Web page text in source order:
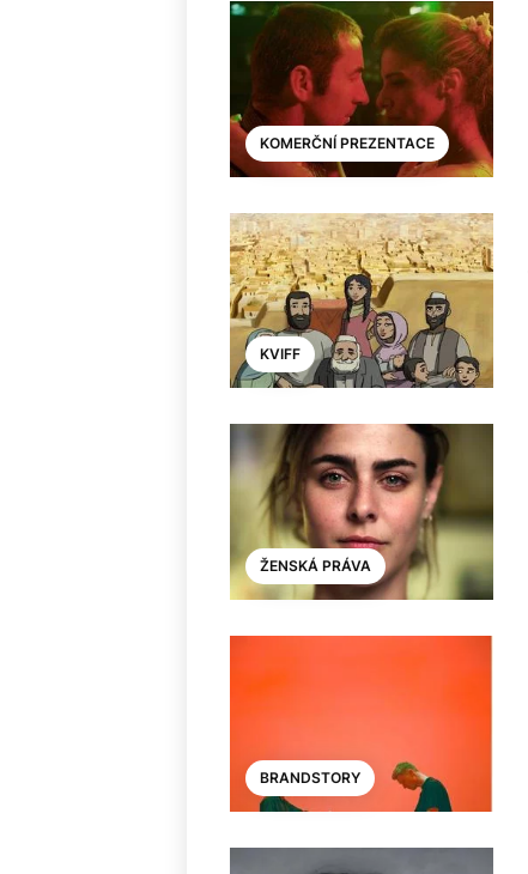
KOMERČNÍ PREZENTACE
KVIFF
ŽENSKÁ PRÁVA
BRANDSTORY